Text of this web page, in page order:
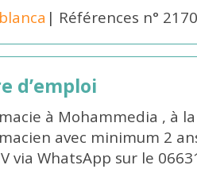
| Références n°
d’emploi
à Mohammedia , à
avec minimum 2
via WhatsApp sur le